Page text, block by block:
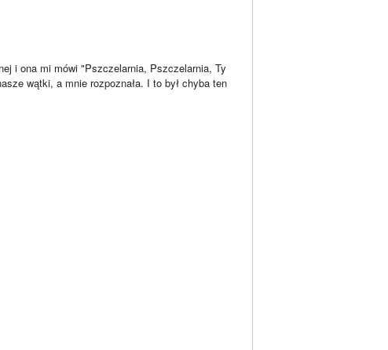
i ona mi mówi "Pszczelarnia, Pszczelarnia, Ty
wątki, a mnie rozpoznała. I to był chyba ten